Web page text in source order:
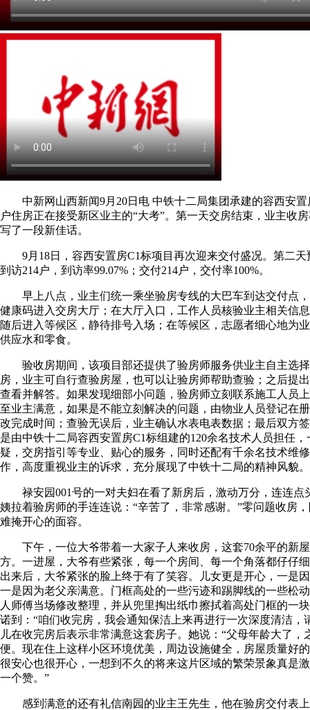
中新网山西新闻9月20日电 中铁十二局集团承建的容西安置
户住房正在接受新区业主的“大考”。第一天交房结束，业主收
写了一段新佳话。
9月18日，容西安置房C1标项目再次迎来交付盛况。第二天
到访214户，到访率99.07%；交付214户，交付率100%。
早上八点，业主们统一乘坐验房专线的大巴车到达交付点
健康码进入交房大厅；在大厅入口，工作人员核验业主相关信
随后进入等候区，静待排号入场；在等候区，志愿者细心地为
供应水和零食。
验收房期间，该项目部还提供了验房师服务供业主自主选
房，业主可自行查验房屋，也可以让验房师帮助查验；之后提
查看并解答。如果发现细部小问题，验房师立刻联系施工人员
至业主满意，如果是不能立刻解决的问题，由物业人员登记在
改完成时间；查验无误后，业主确认水表电表数据；最后双方
是由中铁十二局容西安置房C1标组建的120余名技术人员担任
疑，交房指引等专业、贴心的服务，同时还配有千余名技术维
作，高度重视业主的诉求，充分展现了中铁十二局的精神风貌。
禄安园001号的一对夫妇在看了新房后，激动万分，连连点
姨拉着验房师的手连连说：“辛苦了，非常感谢。”零问题收房
难掩开心的面容。
下午，一位大爷带着一大家子人来收房，这套70余平的新
方。一进屋，大爷有些紧张，每一个房间、每一个角落都仔仔
出来后，大爷紧张的脸上终于有了笑容。儿女更是开心，一是
一是因为老父亲满意。门框高处的一些污迹和踢脚线的一些松
人师傅当场修改整理，并从兜里掏出纸巾擦拭着高处门框的一
诺到：“咱们收完房，我会通知保洁上来再进行一次深度清洁，
儿在收完房后表示非常满意这套房子。她说：“父母年龄大了，
便。现在住上这样小区环境优美，周边设施健全，房屋质量好
很安心也很开心，一想到不久的将来这片区域的繁荣景象真是
一个赞。”
感到满意的还有礼信南园的业主王先生，他在验房交付表